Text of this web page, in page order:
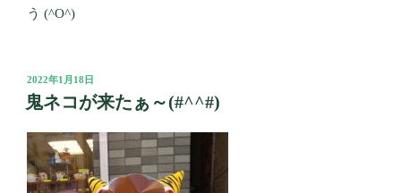
う (^O^)
投
稿
日:
2022年1月18日
鬼ネコが来たぁ～(#^^#)